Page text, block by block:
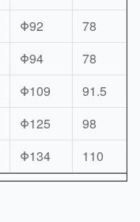
Φ92
78
Φ94
78
Φ109
91.5
Φ125
98
Φ134 110